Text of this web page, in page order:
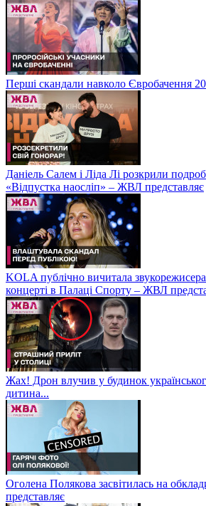
Перші скандали навколо Євробачення
Даніель Салем і Ліда Лі розкрили
«Відпустка наосліп» – ЖВЛ представляє
KOLA публічно вичитала
концерті в Палаці Спорту – ЖВЛ
Жах! Дрон влучив у будинок
дитина...
Оголена Полякова засвітилась на
представляє